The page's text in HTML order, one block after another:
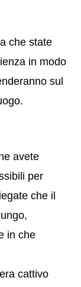
che state
in modo
sul
avete
per
che il
in che
cattivo